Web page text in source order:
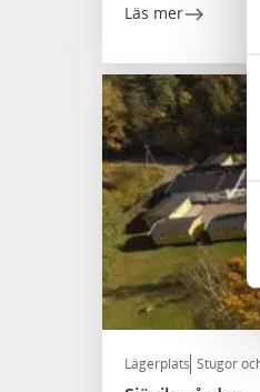
Läs mer
Lägerplats Stugor